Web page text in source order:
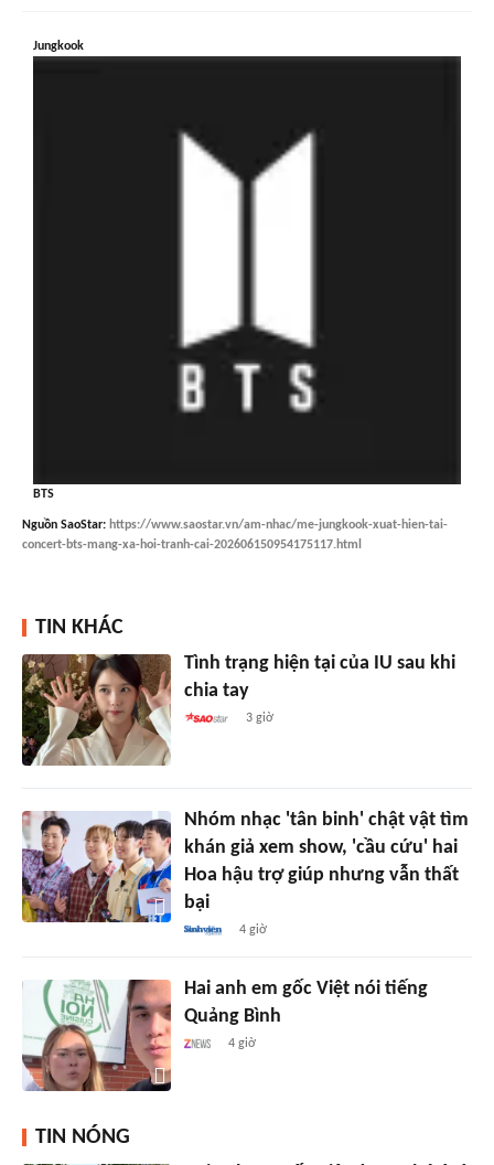
Jungkook
BTS
Nguồn SaoStar: https://www.saostar.vn/am-nhac/me-jungkook-xuat-hien-tai-
concert-bts-mang-xa-hoi-tranh-cai-202606150954175117.html
TIN KHÁC
Tình trạng hiện tại của IU sau khi
chia tay
3 giờ
Nhóm nhạc 'tân binh' chật vật tìm
khán giả xem show, 'cầu cứu' hai
Hoa hậu trợ giúp nhưng vẫn thất
bại
4 giờ
Hai anh em gốc Việt nói tiếng
Quảng Bình
4 giờ
TIN NÓNG